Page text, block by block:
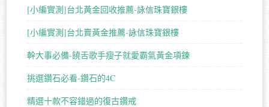
[小編實測]台北黃金回收推薦-詠信珠寶銀樓
[小編實測]台北賣黃金推薦-詠信珠寶銀樓
幹大事必備-饒舌歌手瘦子就愛霸氣黃金項鍊
挑選鑽石必看-鑽石的4C
精選十款不容錯過的復古鑽戒